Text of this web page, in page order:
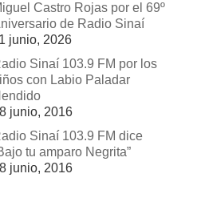
Castro Rojas por el 69º
de Radio Sinaí
junio, 2026
Sinaí 103.9 FM por los
con Labio Paladar
junio, 2016
Sinaí 103.9 FM dice
tu amparo Negrita”
junio, 2016